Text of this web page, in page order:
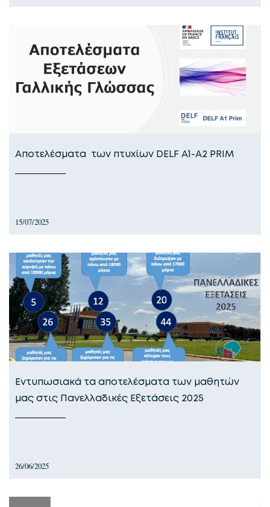
Αποτελέσματα των πτυχίων DELF A1-A2 PRIM
15/07/2025
Εντυπωσιακά τα αποτελέσματα των μαθητών
μας στις Πανελλαδικές Εξετάσεις 2025
26/06/2025